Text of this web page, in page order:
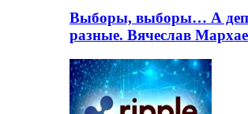
Выборы, выборы… А
разные. Вячеслав